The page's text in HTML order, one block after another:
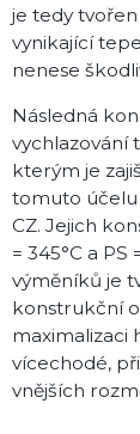
je tedy
vynikající
nenese
Následná
vychlazování
kterým je
tomuto účelu
CZ. Jejich
= 345°C a
výměníků je
konstrukční
maximalizaci
vícechodé,
vnějších